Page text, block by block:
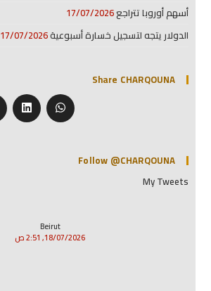
أسهم أوروبا تتراجع17/07/2026
الدولار يتجه لتسجيل خسارة أسبوعية17/07/2026
Share CHARQOUNA
Follow @CHARQOUNA
My Tweets
Beirut
18/07/2026, 2:51 ص